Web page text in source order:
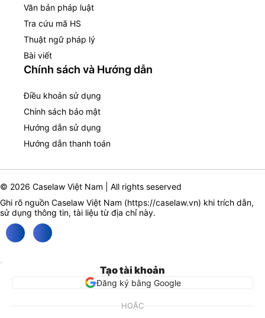
Văn bản pháp luật
Tra cứu mã HS
Thuật ngữ pháp lý
Bài viết
Chính sách và Hướng dẫn
Điều khoản sử dụng
Chính sách bảo mật
Hướng dẫn sử dụng
Hướng dẫn thanh toán
© 2026 Caselaw Việt Nam | All rights seserved
Ghi rõ nguồn Caselaw Việt Nam (https://caselaw.vn) khi trích dẫn,
sử dụng thông tin, tài liệu từ địa chỉ này.
Tạo tài khoản
Đăng ký bằng Google
HOẶC